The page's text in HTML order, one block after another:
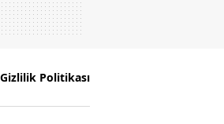
Gizlilik Politikası